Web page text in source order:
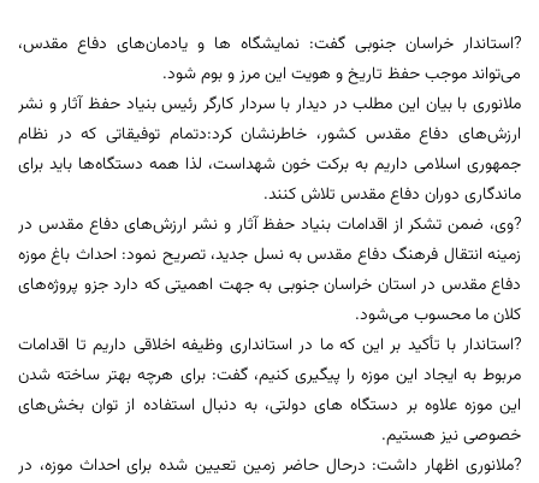
?استاندار خراسان جنوبی گفت: نمایشگاه ها و یادمان‌های دفاع مقدس،
می‌تواند موجب حفظ تاریخ و هویت این مرز و بوم شود.
ملانوری با بیان این مطلب در دیدار با سردار کارگر رئیس بنیاد حفظ آثار و نشر
ارزش‌های دفاع مقدس کشور، خاطرنشان کرد:دتمام توفیقاتی که در نظام
جمهوری اسلامی داریم به برکت خون شهداست، لذا همه دستگاه‌ها باید برای
ماندگاری دوران دفاع مقدس تلاش کنند.
?وی، ضمن تشکر از اقدامات بنیاد حفظ آثار و نشر ارزش‌های دفاع مقدس در
زمینه انتقال فرهنگ دفاع مقدس به نسل جدید، تصریح نمود: احداث باغ موزه
دفاع مقدس در استان خراسان جنوبی به جهت اهمیتی که دارد جزو پروژه‌های
کلان ما محسوب می‌شود.
?استاندار با تأکید بر این که ما در استانداری وظیفه اخلاقی داریم تا اقدامات
مربوط به ایجاد این موزه را پیگیری کنیم، گفت: برای هرچه بهتر ساخته شدن
این موزه علاوه بر دستگاه‌ های دولتی، به‌ دنبال استفاده از توان بخش‌های
خصوصی نیز هستیم.
?ملانوری اظهار داشت: درحال حاضر زمین تعیین شده برای احداث موزه، در